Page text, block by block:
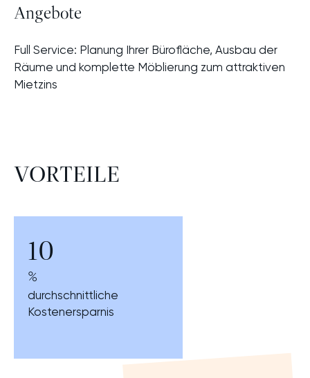
Angebote
Full Service: Planung Ihrer Bürofläche, Ausbau der
Räume und komplette Möblierung zum attraktiven
Mietzins
VORTEILE
10
%
durchschnittliche
Kostenersparnis